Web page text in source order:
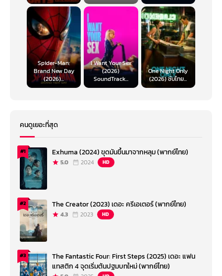
Spider-Man:
Brand New Day
(2026)...
I Want Your Sex
(2026)
SoundTrack...
One Night Only
(2026) ซับไทย...
คนดูเยอะที่สุด
#1 Exhuma (2024) ขุดมันขึ้นมาจากหลุม (พากย์ไทย)
5.0 2024 HD
#2 The Creator (2023) เดอะ ครีเอเตอร์ (พากย์ไทย)
4.3 2023 HD
#3
The Fantastic Four: First Steps (2025) เดอะ แฟน
แทสติก 4 จุดเริ่มต้นปฐมบทใหม่ (พากย์ไทย)